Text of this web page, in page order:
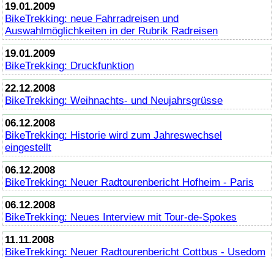
19.01.2009
BikeTrekking: neue Fahrradreisen und
Auswahlmöglichkeiten in der Rubrik Radreisen
19.01.2009
BikeTrekking: Druckfunktion
22.12.2008
BikeTrekking: Weihnachts- und Neujahrsgrüsse
06.12.2008
BikeTrekking: Historie wird zum Jahreswechsel
eingestellt
06.12.2008
BikeTrekking: Neuer Radtourenbericht Hofheim - Paris
06.12.2008
BikeTrekking: Neues Interview mit Tour-de-Spokes
11.11.2008
BikeTrekking: Neuer Radtourenbericht Cottbus - Usedom